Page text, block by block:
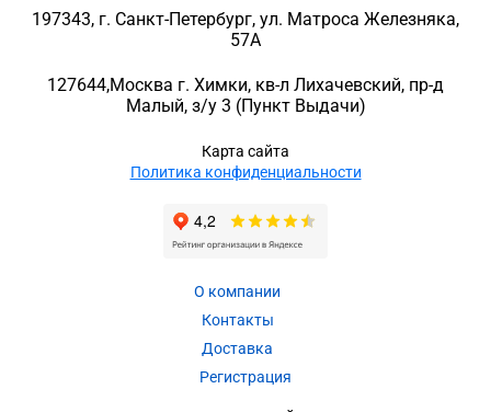
197343, г. Санкт-Петербург, ул. Матроса Железняка,
57A
127644,Москва г. Химки, кв-л Лихачевский, пр-д
Малый, з/у 3 (Пункт Выдачи)
Карта сайта
Политика конфиденциальности
О компании
Контакты
Доставка
Регистрация